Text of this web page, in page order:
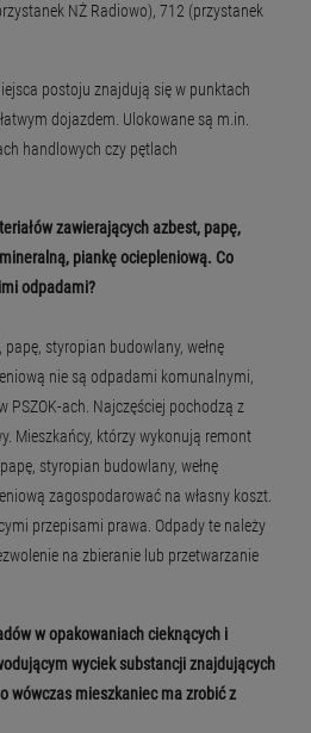
NŻ Radiowo), 712 (przystanek
postoju znajdują się w punktach
dojazdem. Ulokowane są m.in.
handlowych czy pętlach
zawierających azbest, papę,
piankę ociepleniową. Co
odpadami?
styropian budowlany, wełnę
nie są odpadami komunalnymi,
PSZOK-ach. Najczęściej pochodzą z
Mieszkańcy, którzy wykonują remont
styropian budowlany, wełnę
zagospodarować na własny koszt.
przepisami prawa. Odpady te należy
na zbieranie lub przetwarzanie
w opakowaniach cieknących i
wyciek substancji znajdujących
wówczas mieszkaniec ma zrobić z